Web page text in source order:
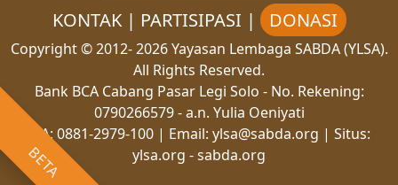
BETA
KONTAK| PARTISIPASI | DONASI
Copyright© 2012-2026Yayasan Lembaga SABDA (YLSA).
All Rights Reserved.
Bank BCA Cabang Pasar Legi Solo - No. Rekening:
0790266579 - a.n. Yulia Oeniyati
WA: 0881-2979-100| Email: ylsa@sabda.org | Situs:
ylsa.org -sabda.org